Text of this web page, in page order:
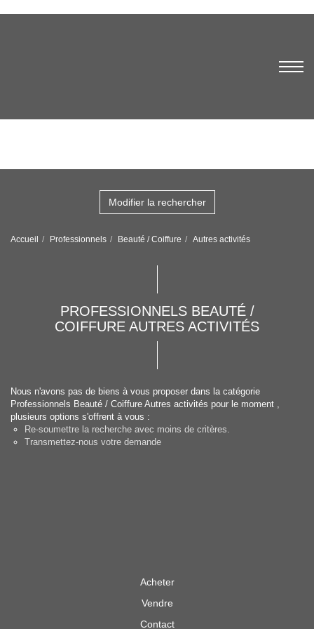
Modifier la rechercher
Accueil Professionnels Beauté / Coiffure Autres activités
PROFESSIONNELS BEAUTÉ /
COIFFURE AUTRES ACTIVITÉS
Nous n'avons pas de biens à vous proposer dans la catégorie
Professionnels Beauté / Coiffure Autres activités pour le moment ,
plusieurs options s'offrent à vous :
Re-soumettre la recherche avec moins de critères.
Transmettez-nous votre demande
Acheter
Vendre
Contact